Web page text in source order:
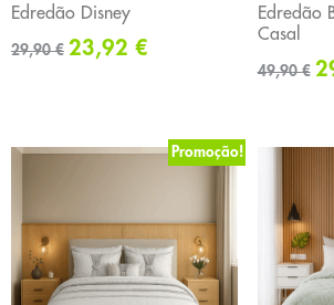
Edredão Disney
29,90€ 23,92 €
Edredão
Casal
49,90€
Promoção!